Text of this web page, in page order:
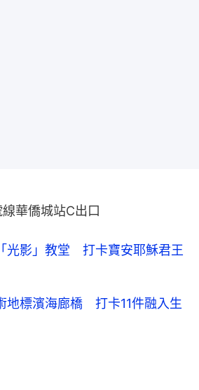
華僑城站C出口
光影」教堂 打卡寶安耶穌君王
地標濱海廊橋 打卡11件融入生